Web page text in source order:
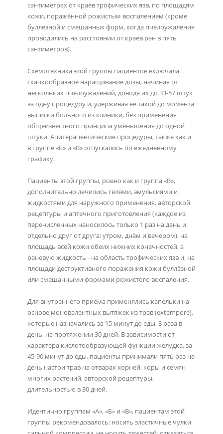
сантиметрах от краёв трофических язв, по площадям
кожи, поражённой рожистым воспалением (кроме
буллёзной и смешанных форм, когда пчелоужаления
проводились на расстоянии от краёв ран в пять
сантиметров).
Схемотехника этой группы пациентов включала
скачкообразное наращивание дозы, начиная от
нескольких пчелоужалений, доводя их до 33-57 штук
за одну процедуру и, удерживая её такой до момента
выписки больного из клиники, без применения
общеизвестного принципа уменьшения до одной
штуки. Апитерапевтические процедуры, также как и
в группе «Б» и «В» отпускались по ежедневному
графику.
Пациенты этой группы, ровно как и группа «В»,
дополнительно лечились гелями, эмульсиями и
жидкостями для наружного применения, авторской
рецептуры и аптечного приготовления (каждое из
перечисленных наносилось только 1 раз на день и
отдельно друг от друга: утром, днём и вечером), на
площадь всей кожи обеих нижних конечностей, а
раневую жидкость - на область трофических язв и, на
площади деструктивного поражения кожи буллёзной
или смешанными формами рожистого воспаления.
Для внутреннего приёма применялись капельки на
основе моновалентных вытяжек из трав (extempore),
которые назначались за 15 минут до еды, 3 раза в
день, на протяжении 30 дней. В зависимости от
характера кислотообразующей функции желудка, за
45-90 минут до еды, пациенты принимали пять раз на
день настои трав на отварах корней, коры и семян
многих растений, авторской рецептуры,
длительностью в 30 дней.
Идентично группам «А», «Б» и «В», пациентам этой
группы рекомендовалось: носить эластичные чулки